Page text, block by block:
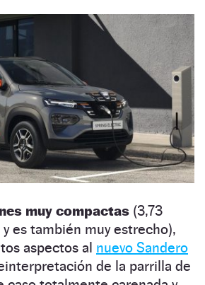
muy compactas (3,73
es también muy estrecho),
aspectos al nuevo Sandero
de la parrilla de